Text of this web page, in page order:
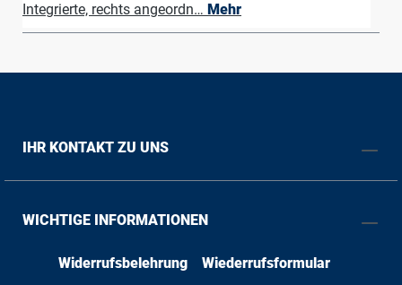
Integrierte, rechts angeordn… Mehr
IHR KONTAKT ZU UNS
WICHTIGE INFORMATIONEN
Widerrufsbelehrung
Wiederrufsformular